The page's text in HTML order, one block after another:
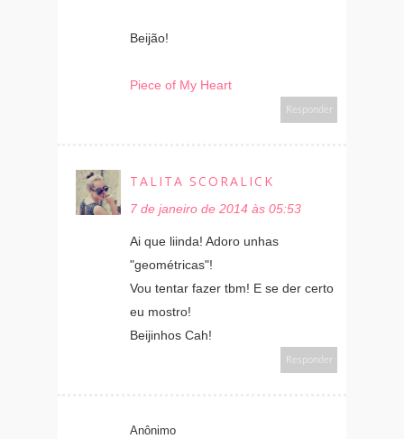
Beijão!
Piece of My Heart
Responder
TALITA SCORALICK
7 de janeiro de 2014 às 05:53
Ai que liinda! Adoro unhas
"geométricas"!
Vou tentar fazer tbm! E se der certo
eu mostro!
Beijinhos Cah!
Responder
Anônimo